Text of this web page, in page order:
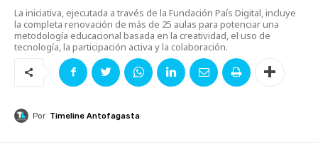
La iniciativa, ejecutada a través de la Fundación País Digital, incluye
la completa renovación de más de 25 aulas para potenciar una
metodología educacional basada en la creatividad, el uso de
tecnología, la participación activa y la colaboración.
Por Timeline Antofagasta